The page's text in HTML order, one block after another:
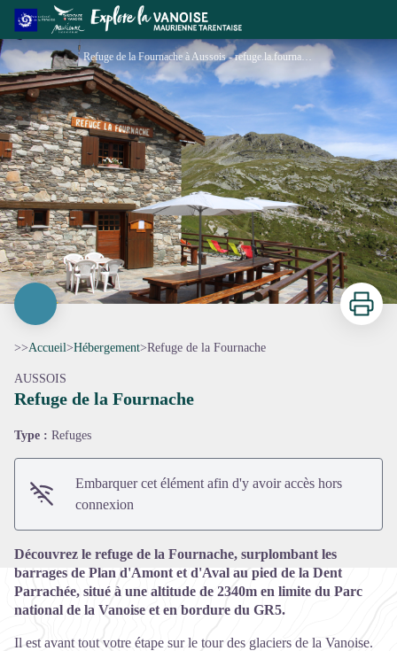
Refuge de la Fournache
Refuge de la Fournache à Aussois - refuge.la.fournache
Imprimer
>>Accueil>Hébergement>Refuge de la Fournache
AUSSOIS
Refuge de la Fournache
Type : Refuges
Embarquer cet élément afin d'y avoir accès hors
connexion
Découvrez le refuge de la Fournache, surplombant les
barrages de Plan d'Amont et d'Aval au pied de la Dent
Parrachée, situé à une altitude de 2340m en limite du Parc
national de la Vanoise et en bordure du GR5.
Il est avant tout votre étape sur le tour des glaciers de la Vanoise.